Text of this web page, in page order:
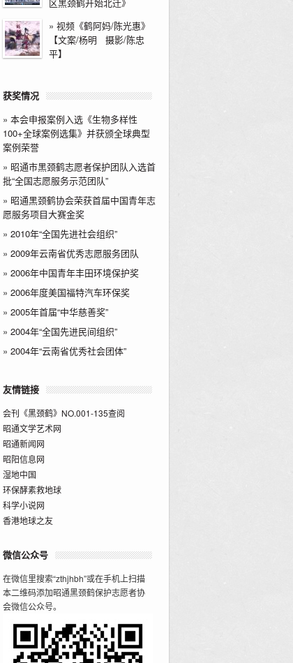
» 视频《鹤阿妈/陈光惠》
【文案/杨明 摄影/陈忠
平】
获奖情况
» 本会申报案例入选《生物多样性
100+全球案例选集》并获颁全球典型
案例荣誉
» 昭通市黑颈鹤志愿者保护团队入选首
批“全国志愿服务示范团队”
» 昭通黑颈鹤协会荣获首届中国青年志
愿服务项目大赛金奖
» 2010年“全国先进社会组织”
» 2009年云南省优秀志愿服务团队
» 2006年中国青年丰田环境保护奖
» 2006年度美国福特汽车环保奖
» 2005年首届“中华慈善奖”
» 2004年“全国先进民间组织”
» 2004年“云南省优秀社会团体”
友情链接
会刊《黑颈鹤》NO.001-135查阅
昭通文学艺术网
昭通新闻网
昭阳信息网
湿地中国
环保酵素救地球
科学小说网
香港地球之友
微信公众号
在微信里搜索“zthjhbh”或在手机上扫描
本二维码添加昭通黑颈鹤保护志愿者协
会微信公众号。